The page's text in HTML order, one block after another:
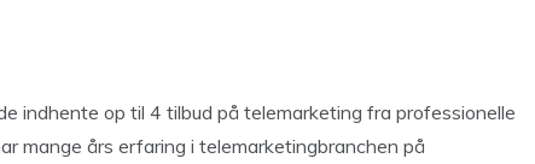
indhente op til 4 tilbud på telemarketing fra professionelle
mange års erfaring i telemarketingbranchen på